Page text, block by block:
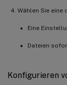
Wählen Sie eine
Eine
Dateien
Konfigurieren